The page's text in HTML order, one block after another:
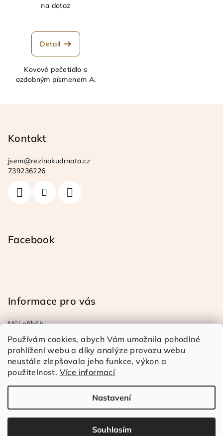
Používám cookies, abych Vám umožnila pohodlné
prohlížení webu a díky analýze provozu webu
neustále zlepšovala jeho funkce, výkon a
použitelnost. Více informací
Nastavení
Souhlasím
na dotaz
Detail
Kovové pečetidlo s
ozdobným písmenem A.
Kontakt
jsem@rezinakudrnata.cz
739236226
Facebook
Informace pro vás
Můj příběh
Obchodní a reklamační podmínky
Podmínky ochrany osob. úd.
Doprava a platba
Kontakty